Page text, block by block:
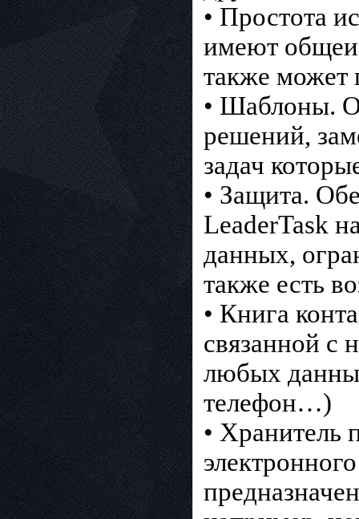
• Простота
имеют
также может
• Шаблоны.
решений,
задач
• Защита.
LeaderTask
данных,
также есть
• Книга
связанной с
любых
телефон…)
• Хранитель